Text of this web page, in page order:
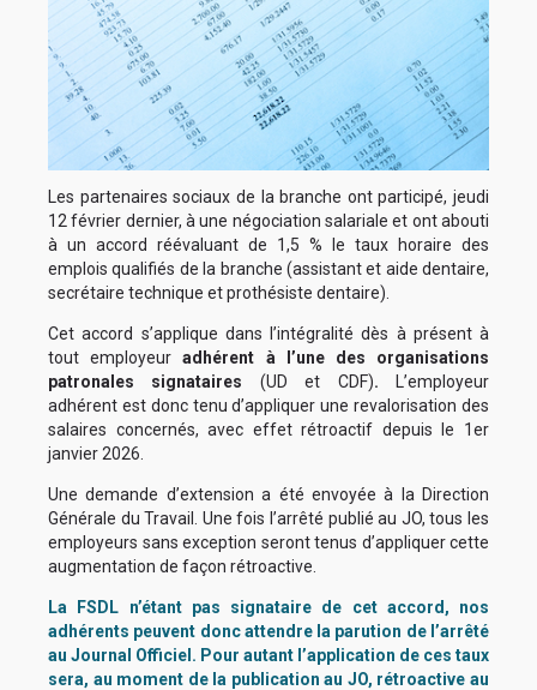
Les partenaires sociaux de la branche ont participé, jeudi
12 février dernier, à une négociation salariale et ont abouti
à un accord réévaluant de 1,5 % le taux horaire des
emplois qualifiés de la branche (assistant et aide dentaire,
secrétaire technique et prothésiste dentaire).
Cet accord s’applique dans l’intégralité dès à présent à
tout employeuradhérent à l’une des organisations
patronales signataires (UD et CDF). L’employeur
adhérent est donc tenu d’appliquer une revalorisation des
salaires concernés, avec effet rétroactif depuis le 1er
janvier 2026.
Une demande d’extension a été envoyée à la Direction
Générale du Travail. Une fois l’arrêté publié au JO, tous les
employeurs sans exception seront tenus d’appliquer cette
augmentation de façon rétroactive.
La FSDL n’étant pas signataire de cet accord, nos
adhérents peuvent donc attendre la parution de l’arrêté
au Journal Officiel. Pour autant l’application de ces taux
sera, au moment de la publication au JO, rétroactive au